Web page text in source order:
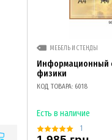
МЕБЕЛЬ И СТЕНДЫ
Информационный
физики
КОД ТОВАРА: 6018
Есть в наличие
1